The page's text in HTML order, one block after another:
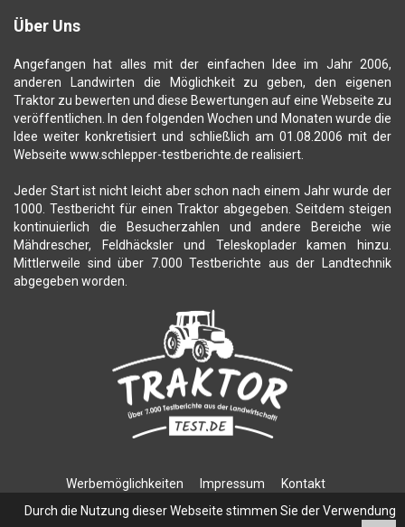
Über Uns
Angefangen hat alles mit der einfachen Idee im Jahr 2006,
anderen Landwirten die Möglichkeit zu geben, den eigenen
Traktor zu bewerten und diese Bewertungen auf eine Webseite zu
veröffentlichen. In den folgenden Wochen und Monaten wurde die
Idee weiter konkretisiert und schließlich am 01.08.2006 mit der
Webseite www.schlepper-testberichte.de realisiert.
Jeder Start ist nicht leicht aber schon nach einem Jahr wurde der
1000. Testbericht für einen Traktor abgegeben. Seitdem steigen
kontinuierlich die Besucherzahlen und andere Bereiche wie
Mähdrescher, Feldhäcksler und Teleskoplader kamen hinzu.
Mittlerweile sind über 7.000 Testberichte aus der Landtechnik
abgegeben worden.
Werbemöglichkeiten Impressum
Kontakt
Durch die Nutzung dieser Webseite stimmen Sie der Verwendung